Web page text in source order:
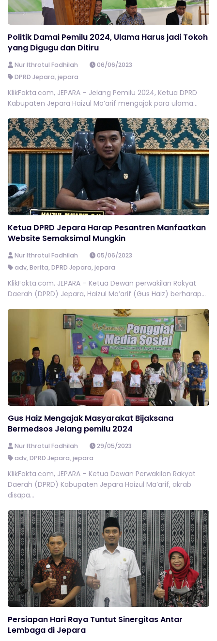
Politik Damai Pemilu 2024, Ulama Harus jadi Tokoh
yang Digugu dan Ditiru
Nur Ithrotul Fadhilah
06/06/2023
DPRD Jepara, jepara
KlikFakta.com, JEPARA – Jelang Pemilu 2024, Ketua DPRD
Kabupaten Jepara Haizul Ma’arif mengajak para ulama...
Ketua DPRD Jepara Harap Pesantren Manfaatkan
Website Semaksimal Mungkin
Nur Ithrotul Fadhilah
05/06/2023
adv, Berita, DPRD Jepara, jepara
KlikFakta.com, JEPARA – Ketua Dewan perwakilan Rakyat
Daerah (DPRD) Jepara, Haizul Ma’arif (Gus Haiz) berharap...
Gus Haiz Mengajak Masyarakat Bijaksana
Bermedsos Jelang pemilu 2024
Nur Ithrotul Fadhilah
29/05/2023
adv, DPRD Jepara, jepara
KlikFakta.com, JEPARA – Ketua Dewan Perwakilan Rakyat
Daerah (DPRD) Kabupaten Jepara Haizul Ma’arif, akrab
disapa...
Persiapan Hari Raya Tuntut Sinergitas Antar
Lembaga di Jepara